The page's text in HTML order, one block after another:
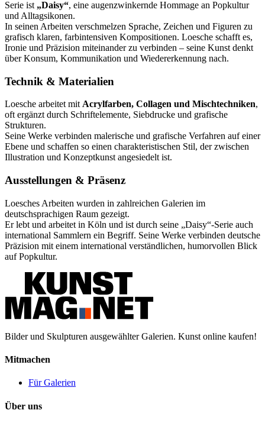
Serie ist „Daisy“, eine augenzwinkernde Hommage an Popkultur
und Alltagsikonen.
In seinen Arbeiten verschmelzen Sprache, Zeichen und Figuren zu
grafisch klaren, farbintensiven Kompositionen. Loesche schafft es,
Ironie und Präzision miteinander zu verbinden – seine Kunst denkt
über Konsum, Kommunikation und Wiedererkennung nach.
Technik & Materialien
Loesche arbeitet mitAcrylfarben, Collagen und Mischtechniken,
oft ergänzt durch Schriftelemente, Siebdrucke und grafische
Strukturen.
Seine Werke verbinden malerische und grafische Verfahren auf einer
Ebene und schaffen so einen charakteristischen Stil, der zwischen
Illustration und Konzeptkunst angesiedelt ist.
Ausstellungen & Präsenz
Loesches Arbeiten wurden in zahlreichen Galerien im
deutschsprachigen Raum gezeigt.
Er lebt und arbeitet in Köln und ist durch seine „Daisy“-Serie auch
international Sammlern ein Begriff. Seine Werke verbinden deutsche
Präzision mit einem international verständlichen, humorvollen Blick
auf Popkultur.
Bilder und Skulpturen ausgewählter Galerien. Kunst online kaufen!
Mitmachen
Für Galerien
Über uns